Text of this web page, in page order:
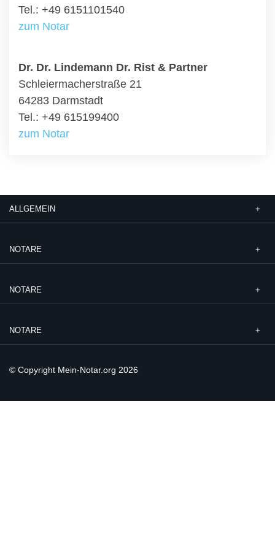
Tel.: +49 6151101540
zum Notar
Dr. Dr. Lindemann Dr. Rist & Partner
Schleiermacherstraße 21
64283 Darmstadt
Tel.: +49 615199400
zum Notar
ALLGEMEIN
NOTARE
NOTARE
NOTARE
© Copyright Mein-Notar.org 2026